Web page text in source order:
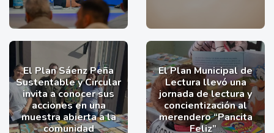
El Plan Sáenz Peña
Sustentable y Circular
invita a conocer sus
acciones en una
muestra abierta a la
comunidad
El Plan Municipal de
Lectura llevó una
jornada de lectura y
concientización al
merendero “Pancita
Feliz”